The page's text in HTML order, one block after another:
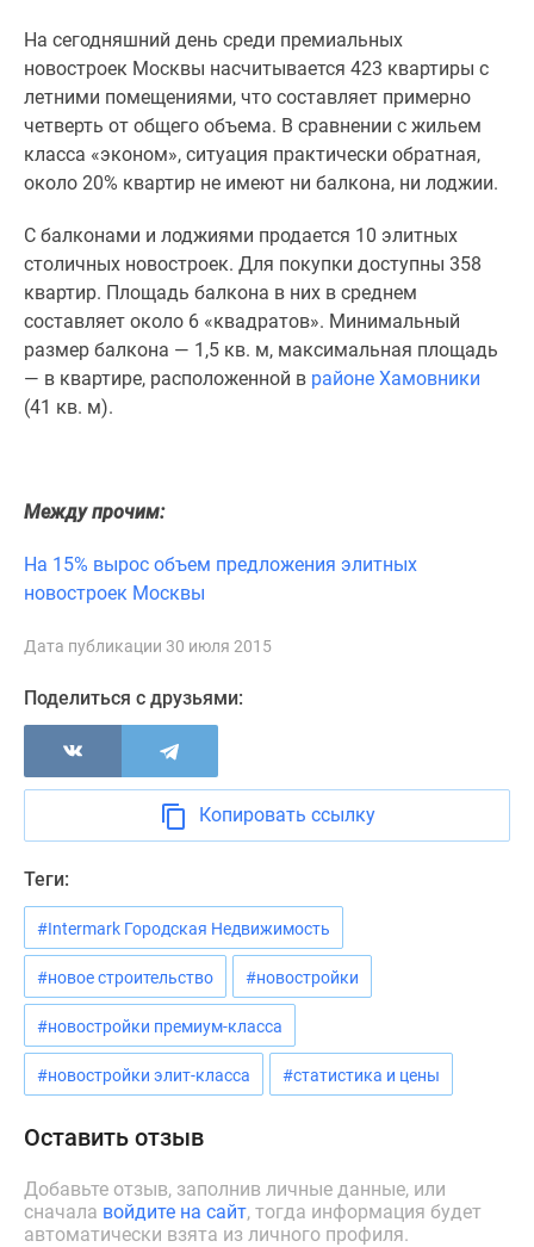
Подмосковья
Студии
комнатные
комнатные
комнатные
Квартиры
карте
Ипотечный
калькулятор
Семейная
Банки
программы
Медиа
недвижимости
Мнение
эксперта
Аналитика
рынка
Экспертиза
Эксперты
авторы
проекте
Контакты
Реклама
Дзен
Машино-
места
На сегодняшний день среди премиальных
новостроек Москвы насчитывается 423 квартиры с
летними помещениями, что составляет примерно
четверть от общего объема. В сравнении с жильем
класса «эконом», ситуация практически обратная,
около 20% квартир не имеют ни балкона, ни лоджии.
С балконами и лоджиями продается 10 элитных
столичных новостроек. Для покупки доступны 358
квартир. Площадь балкона в них в среднем
составляет около 6 «квадратов». Минимальный
размер балкона — 1,5 кв. м, максимальная площадь
— в квартире, расположенной в районе Хамовники
(41 кв. м).
Между прочим:
На 15% вырос объем предложения элитных
новостроек Москвы
Дата публикации 30 июля 2015
Поделиться с друзьями:
Копировать ссылку
Теги:
#Intermark Городская Недвижимость
#новое строительство #новостройки
#новостройки премиум-класса
#новостройки элит-класса #статистика и цены
Оставить отзыв
Добавьте отзыв, заполнив личные данные, или
сначала войдите на сайт, тогда информация будет
автоматически взята из личного профиля.